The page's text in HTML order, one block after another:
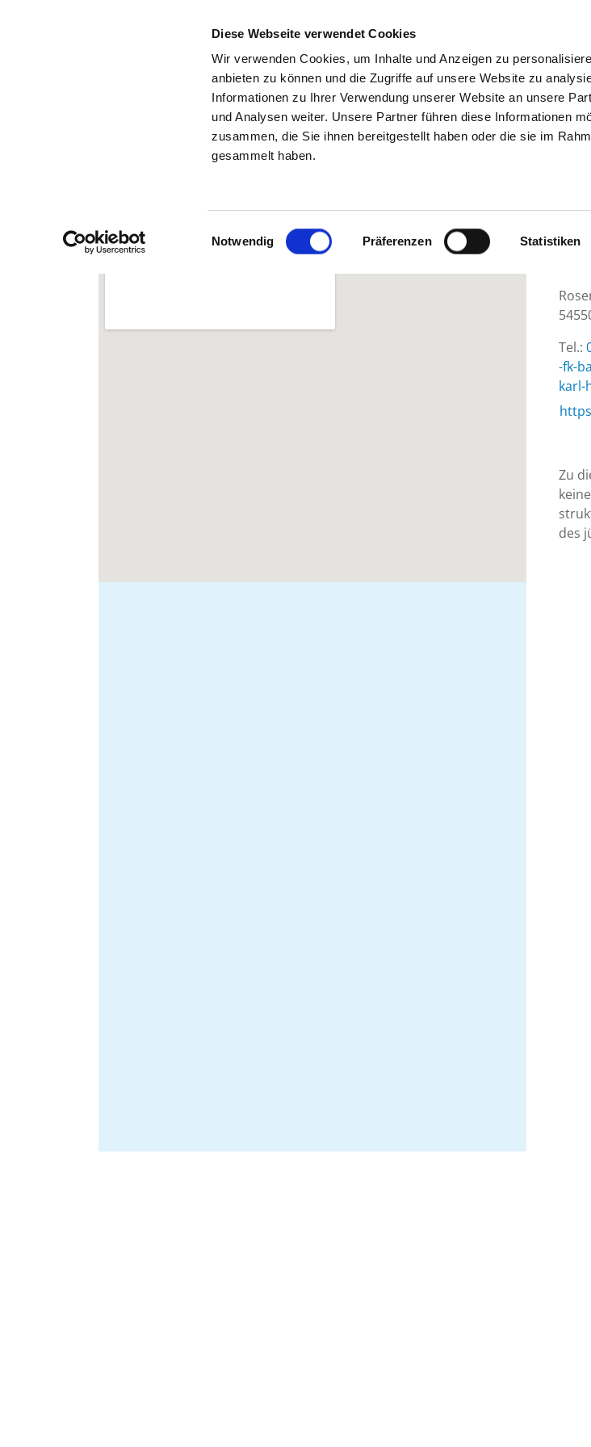
Diese Webseite verwendet Cookies
Wir verwenden Cookies, um Inhalte und Anzeigen zu
anbieten zu können und die Zugriffe auf unsere Website zu
Informationen zu Ihrer Verwendung unserer Website an unsere
und Analysen weiter. Unsere Partner führen diese Informationen
zusammen, die Sie ihnen bereitgestellt haben oder die sie im
gesammelt haben.
Einwilligungsauswahl
Notwendig Präferenzen Statistiken
SUCHEN TIPPS &
Zurück zu den Suchergebnissen
VALEARA
Tel.:
Zu
des